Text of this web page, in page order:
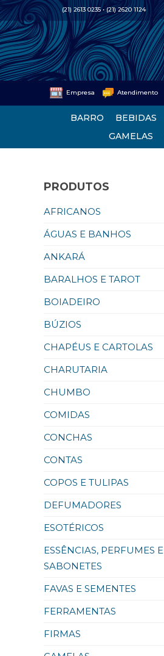
(21) 2613 0235 • (21) 2620 1124
Empresa Atendimento
BARRO BEBIDAS
GAMELAS
PRODUTOS
AFRICANOS
ÁGUAS E BANHOS
ANKARÁ
BARALHOS E TAROT
BOIADEIRO
BÚZIOS
CHAPÉUS E CARTOLAS
CHARUTARIA
CHUMBO
COMIDAS
CONCHAS
CONTAS
COPOS E TULIPAS
DEFUMADORES
ESOTÉRICOS
ESSÊNCIAS, PERFUMES E
SABONETES
FAVAS E SEMENTES
FERRAMENTAS
FIRMAS